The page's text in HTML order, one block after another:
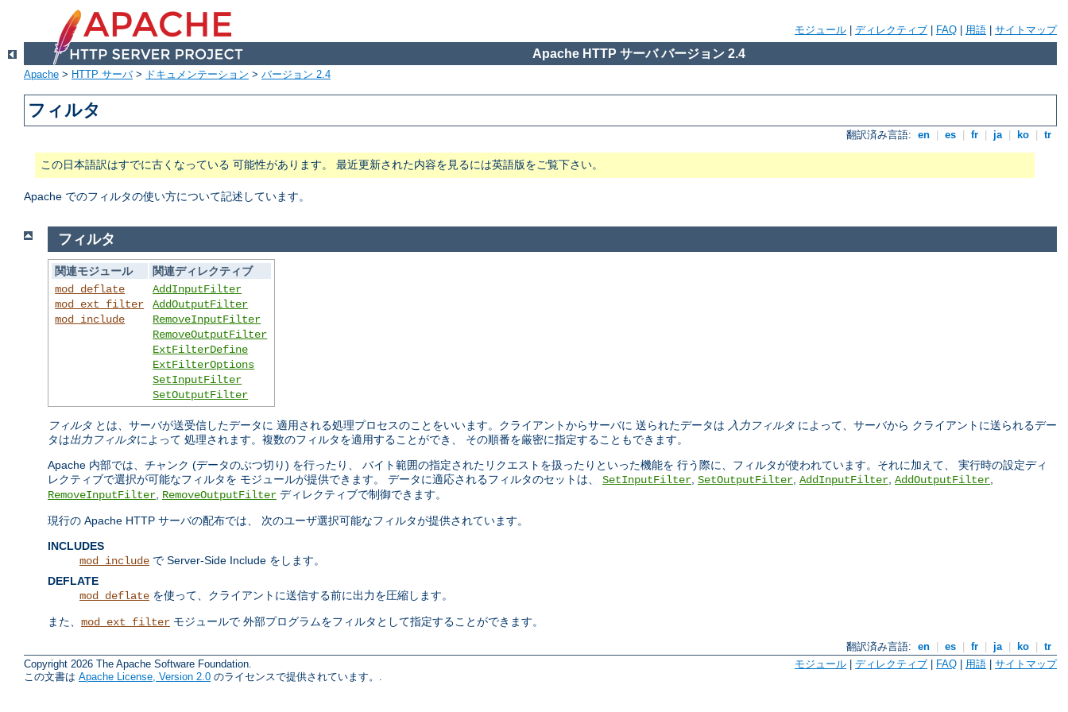
モジュール ディレクティブ FAQ 用語 サイトマップ
Apache HTTP サーバ バージョン 2.4
Apache > HTTP サーバ> ドキュメンテーション > バージョン 2.4
フィルタ
翻訳済み言語: en es fr ja ko tr
この日本語訳はすでに古くなっている 可能性があります。 最近更新された内容を見るには英語版をご覧下さい。
Apache でのフィルタの使い方について記述しています。
フィルタ
関連モジュール
関連ディレクティブ
mod_deflate
mod_ext_filter
mod_include
AddInputFilter
AddOutputFilter
RemoveInputFilter
RemoveOutputFilter
ExtFilterDefine
ExtFilterOptions
SetInputFilter
SetOutputFilter
フィルタ とは、サーバが送受信したデータに 適用される処理プロセスのことをいいます。クライアントからサーバに 送られたデータは 入力フィルタ によって、サーバから クライアントに送られるデー
タは出力フィルタによって 処理されます。複数のフィルタを適用することができ、 その順番を厳密に指定することもできます。
Apache 内部では、チャンク (データのぶつ切り) を行ったり、 バイト範囲の指定されたリクエストを扱ったりといった機能を 行う際に、フィルタが使われています。それに加えて、 実行時の設定ディ
レクティブで選択が可能なフィルタを モジュールが提供できます。 データに適応されるフィルタのセットは、 SetInputFilter SetOutputFilter AddInputFilter AddOutputFilter
RemoveInputFilter RemoveOutputFilter ディレクティブで制御できます。
現行の Apache HTTP サーバの配布では、 次のユーザ選択可能なフィルタが提供されています。
INCLUDES
mod_include で Server-Side Include をします。
DEFLATE
mod_deflate を使って、クライアントに送信する前に出力を圧縮します。
また、 mod_ext_filter モジュールで 外部プログラムをフィルタとして指定することができます。
翻訳済み言語: en | es | fr | ja | ko | tr
Copyright 2026 The Apache Software Foundation.
この文書は Apache License, Version 2.0 のライセンスで提供されています。.
モジュール ディレクティブ FAQ 用語 サイトマップ